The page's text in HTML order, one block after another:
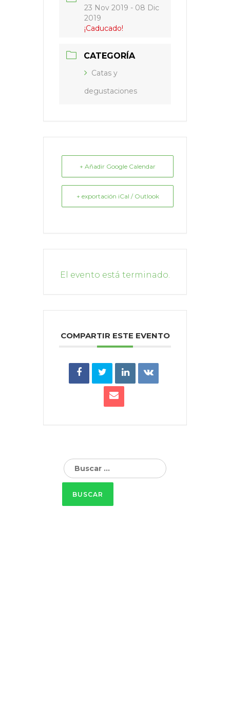
23 Nov 2019 - 08 Dic
2019
¡Caducado!
CATEGORÍA
Catas y
degustaciones
+ Añadir Google Calendar
+ exportación iCal / Outlook
El evento está terminado.
COMPARTIR ESTE EVENTO
Buscar: